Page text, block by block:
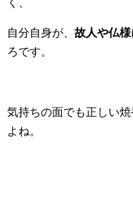
く、
自分自身が、 故人や仏
ろです。
気持ちの面でも正しい
よね。